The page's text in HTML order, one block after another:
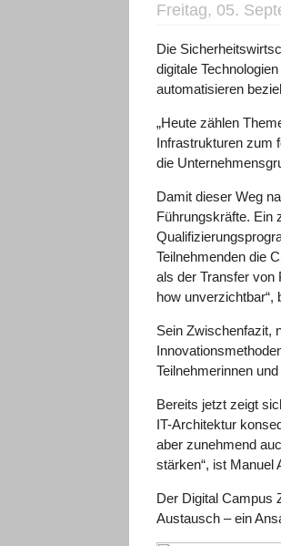
Freitag, 05.
Die
digitale
automatisieren
„Heute zählen
Infrastrukturen zum
die
Damit dieser Weg
Führungskräfte. Ein
Teilnehmenden die
als der Transfer von
how unverzichtbar“,
Sein Zwischenfazit,
Teilnehmerinnen
Bereits jetzt zeigt
IT-Architektur
aber zunehmend
stärken“, ist Manuel
Der Digital Campus
Austausch – ein